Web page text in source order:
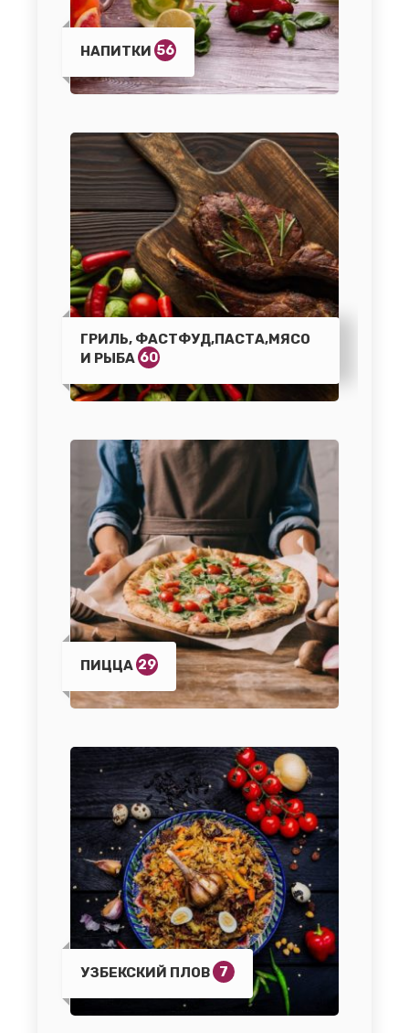
НАПИТКИ 56
ГРИЛЬ, ФАСТФУД,ПАСТА,МЯСО
И РЫБА 60
ПИЦЦА 29
УЗБЕКСКИЙ ПЛОВ 7